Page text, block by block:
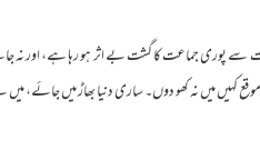
سے پوری جماعت کا گشت بے اثر ہو رہا ہے، اور
کہیں میں نہ کھو دوں۔ ساری دنیا بھاڑ میں جائے،